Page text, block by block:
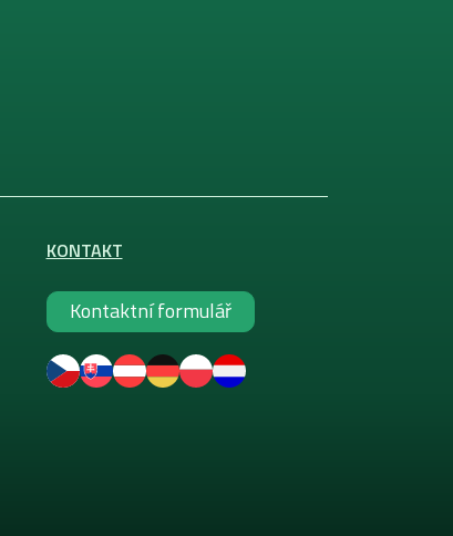
KONTAKT
Kontaktní formulář